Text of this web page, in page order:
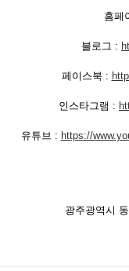
홈페
블로그 :
페이스북 :
인스타그램 :
유튜브 : https://
광주광역시